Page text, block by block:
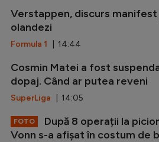
Verstappen, discurs
olandezi
Formula 1 | 14:44
Cosmin Matei a fost
dopaj. Când ar putea reveni
SuperLiga | 14:05
FOTO
După 8 operații la
Vonn s-a afișat în costum de